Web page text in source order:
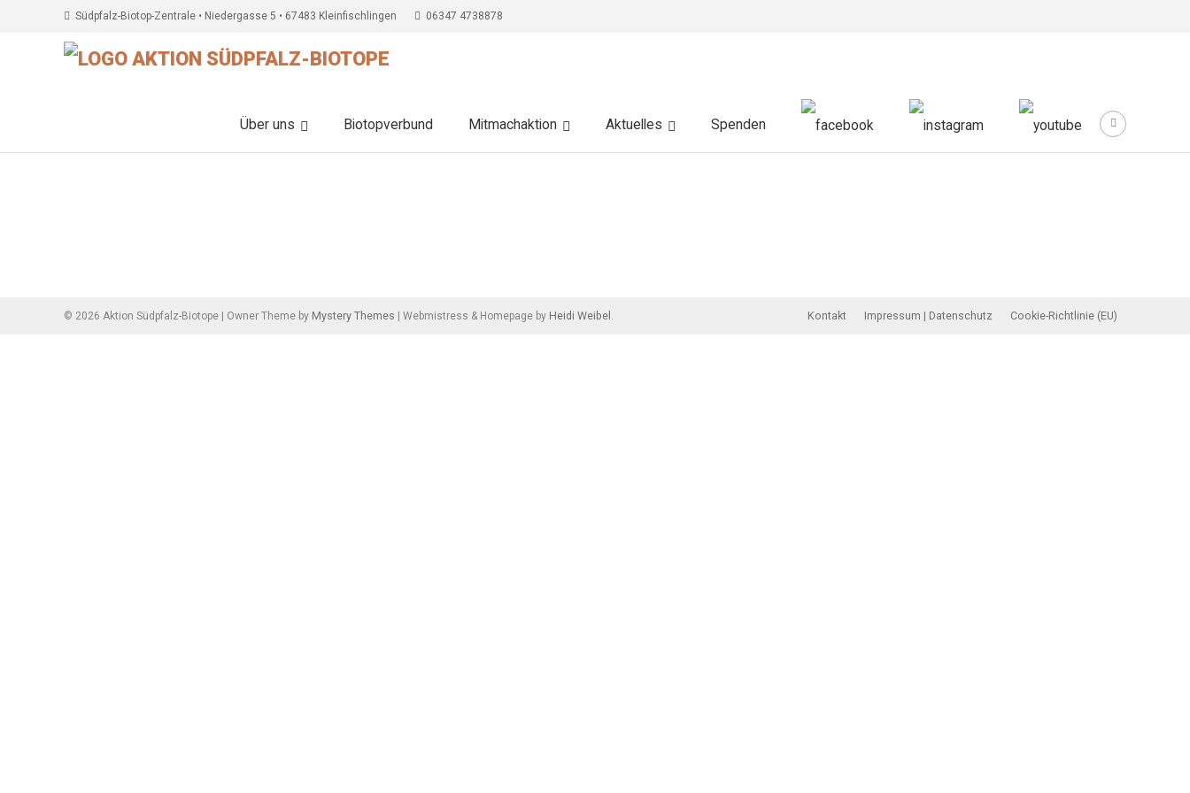
Südpfalz-Biotop-Zentrale • Niedergasse 5 • 67483 Kleinfischlingen 06347 4738878
Über uns Biotopverbund Mitmachaktion Aktuelles Spenden
© 2026 Aktion Südpfalz-Biotope | Owner Theme by Mystery Themes | Webmistress & Homepage by Heidi Weibel . Kontakt Impressum | Datenschutz Cookie-Richtlinie (EU)